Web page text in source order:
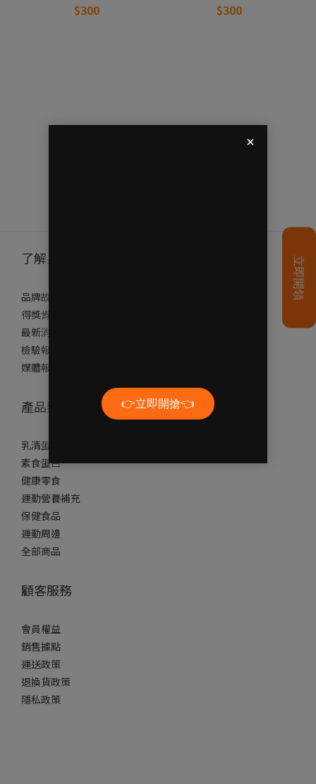
$300 $300
了解果果
品牌故事
得獎肯定
最新消息
檢驗報告
媒體報導
產品類別
乳清蛋白
素食蛋白
健康零食
運動營養補充
保健食品
運動周邊
全部商品
顧客服務
會員權益
銷售據點
運送政策
退換貨政策
隱私政策